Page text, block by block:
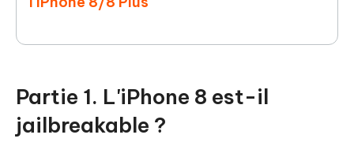
Partie 1. L'iPhone 8 est-il
jailbreakable ?